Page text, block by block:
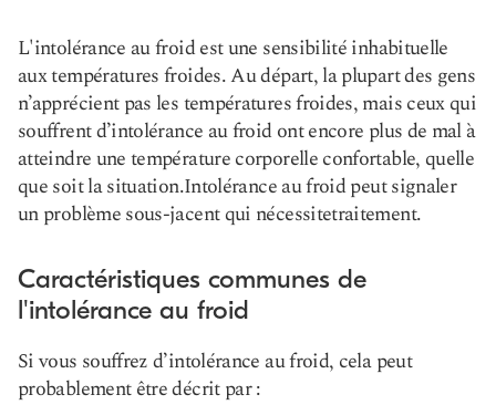
L'intolérance au froid est une sensibilité inhabituelle
aux températures froides. Au départ, la plupart des gens
n’apprécient pas les températures froides, mais ceux qui
souffrent d’intolérance au froid ont encore plus de mal à
atteindre une température corporelle confortable, quelle
que soit la situation.Intolérance au froidpeut signaler
un problème sous-jacent qui nécessitetraitement.
Caractéristiques communes de
l'intolérance au froid
Si vous souffrez d’intolérance au froid, cela peut
probablement être décrit par :